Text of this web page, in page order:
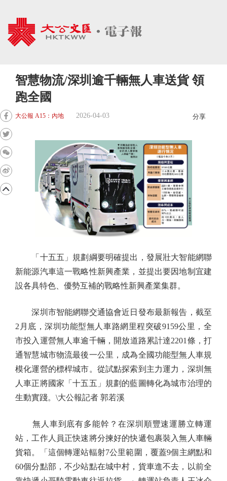
智慧物流/深圳逾千輛無人車送貨 領
跑全國
大公報 A15：內地 2026-04-03 分享
「十五五」規劃綱要明確提出，發展壯大智能網聯
新能源汽車這一戰略性新興產業，並提出要因地制宜建
設各具特色、優勢互補的戰略性新興產業集群。
深圳市智能網聯交通協會近日發布最新報告，截至
2月底，深圳功能型無人車路網里程突破9159公里，全
市投入運營無人車逾千輛，開放道路累計達2201條，打
通智慧城市物流最後一公里，成為全國功能型無人車規
模化運營的標桿城市。從試點探索到主力運力，深圳無
人車正將國家「十五五」規劃的藍圖轉化為城市治理的
生動實踐。\大公報記者 郭若溪
無人車到底有多能幹？在深圳順豐速運勝立轉運
站，工作人員正快速將分揀好的快遞包裹裝入無人車輛
貨箱。「這個轉運站輻射7公里範圍，覆蓋9個主網點和
60個分點部，不少站點在城中村，貨車進不去，以前全